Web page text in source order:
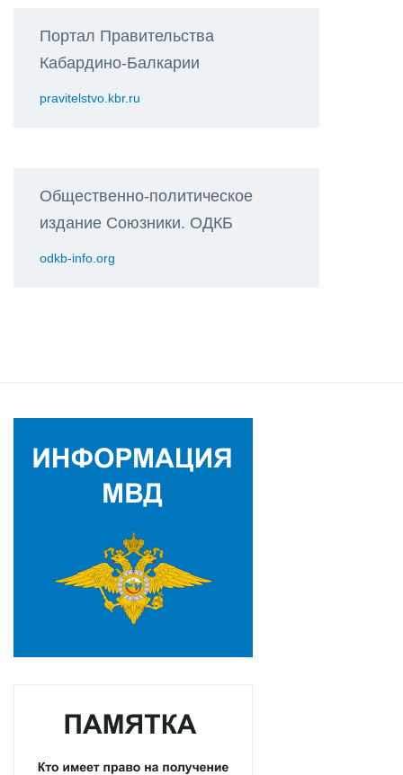
Портал Правительства
Кабардино-Балкарии
pravitelstvo.kbr.ru
Общественно-политическое
издание Союзники. ОДКБ
odkb-info.org